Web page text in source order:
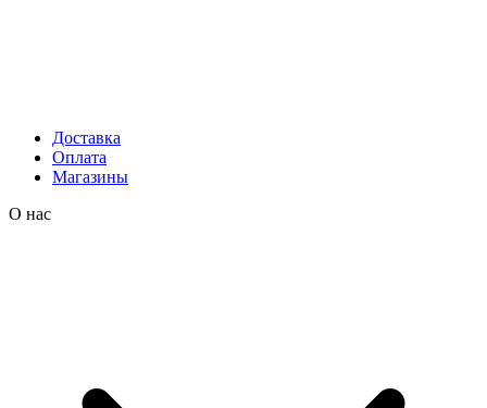
Доставка
Оплата
Магазины
О нас